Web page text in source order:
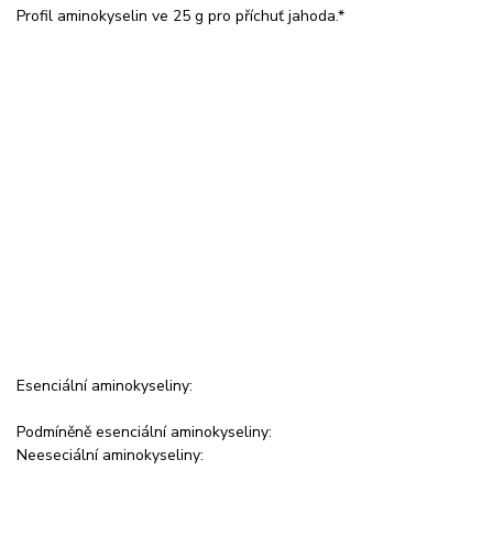
Profil aminokyselin ve 25 g pro příchuť jahoda.*
Esenciální aminokyseliny:
Podmíněně esenciální aminokyseliny:
Neeseciální aminokyseliny: